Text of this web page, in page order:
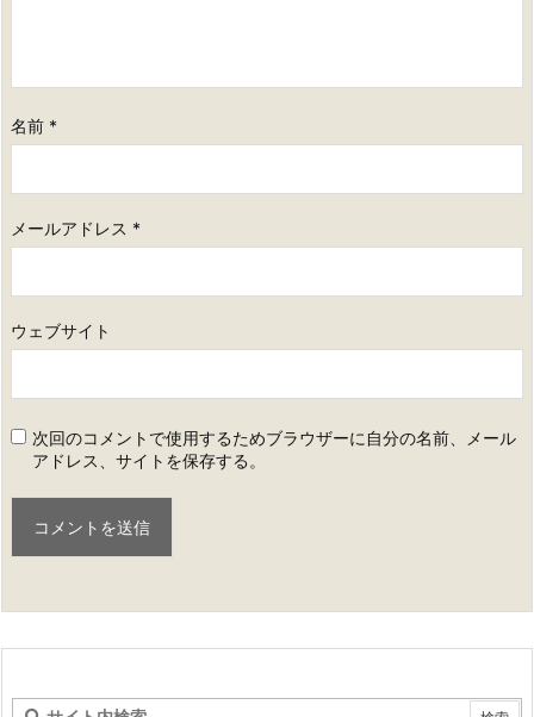
名前 *
メールアドレス *
ウェブサイト
次回のコメントで使用するためブラウザーに自分の名前、メール
アドレス、サイトを保存する。